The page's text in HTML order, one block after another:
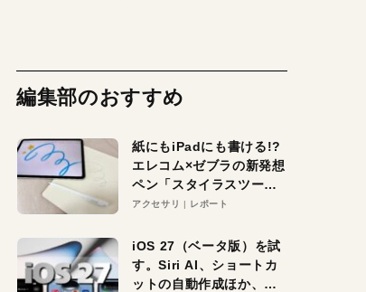
編集部のおすすめ
紙にもiPadにも書ける!?
エレコム×ゼブラの新発想
ペン「スタイラスツーウ
ェイ」レビュー。持ち替
アクセサリ レポート
iOS 27（ベータ版）を試
す。Siri AI、ショートカ
ットの自動作成ほか、期